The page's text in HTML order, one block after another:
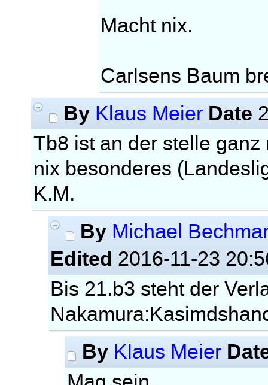
Macht nix.
Carlsens Baum
By Klaus Meier Date
Tb8 ist an der stelle
nix besonderes
K.M.
By Michael
Edited 2016-11-23
Bis 21.b3 steht der
By Klaus Meier